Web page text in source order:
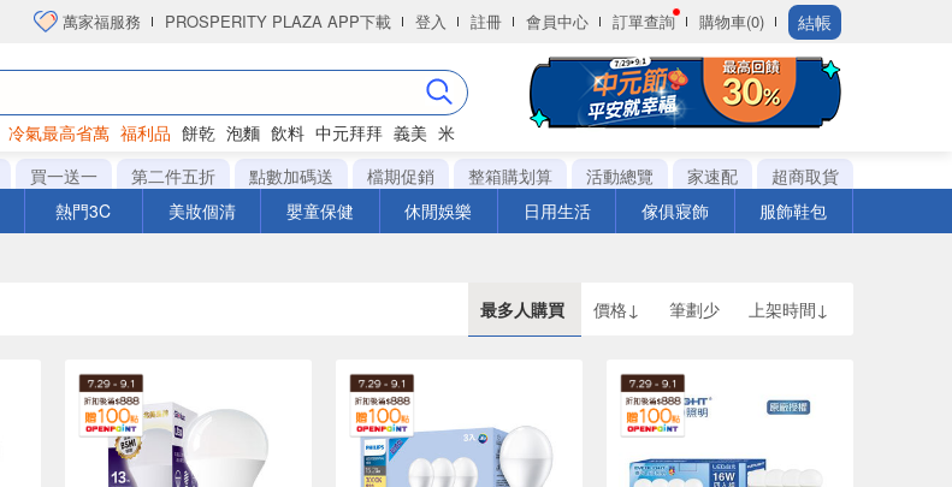
萬家福服務 PROSPERITY PLAZA APP下載 登入 註冊 會員中心 訂單查詢 購物車(0) 結帳
冷氣最高省萬 福利品 餅乾 泡麵 飲料 中元拜拜 義美 米
買一送一 第二件五折 點數加碼送 檔期促銷 整箱購划算 活動總覽 家速配
超商取貨
熱門3C 美妝個清 嬰童保健 休閒娛樂 日用生活 傢俱寢飾 服飾鞋包
最多人購買 價格↓ 筆劃少 上架時間↓